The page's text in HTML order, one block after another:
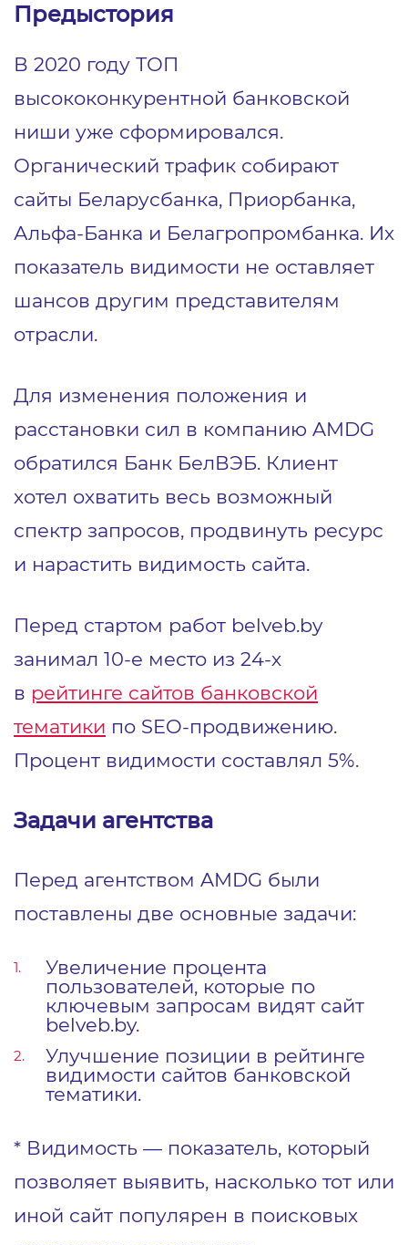
Предыстория
В 2020 году ТОП
высококонкурентной банковской
ниши уже сформировался.
Органический трафик собирают
сайты Беларусбанка, Приорбанка,
Альфа-Банка и Белагропромбанка. Их
показатель видимости не оставляет
шансов другим представителям
отрасли.
Для изменения положения и
расстановки сил в компанию AMDG
обратился Банк БелВЭБ. Клиент
хотел охватить весь возможный
спектр запросов, продвинуть ресурс
и нарастить видимость сайта.
Перед стартом работ belveb.by
занимал 10-е место из 24-х
в рейтинге сайтов банковской
тематики по SEO-продвижению.
Процент видимости составлял 5%.
Задачи агентства
Перед агентством AMDG были
поставлены две основные задачи:
Увеличение процента
пользователей, которые по
ключевым запросам видят сайт
belveb.by.
Улучшение позиции в рейтинге
видимости сайтов банковской
тематики.
* Видимость ― показатель, который
позволяет выявить, насколько тот или
иной сайт популярен в поисковых